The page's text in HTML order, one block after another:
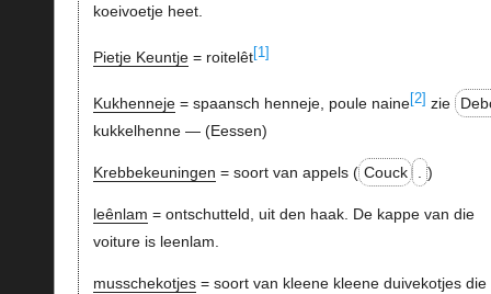
koeivoetje heet.
Pietje Keuntje= roitelêt[1]
Kukhenneje= spaansch henneje, poule naine [2] zie
kukkelhenne — (Eessen)
Krebbekeuningen = soort van appels ( Couck . )
leênlam = ontschutteld, uit den haak. De kappe van die
voiture is leenlam.
musschekotjes= soort van kleene kleene duivekotjes die